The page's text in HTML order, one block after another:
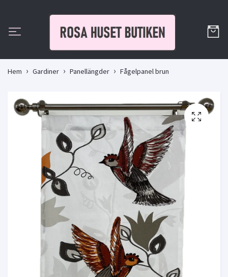
Hem Gardiner Panellängder Fågelpanel brun